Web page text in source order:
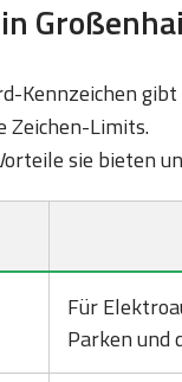
Kennzeichen
Zeichen-Limits.
sie bieten
Für
Parken und